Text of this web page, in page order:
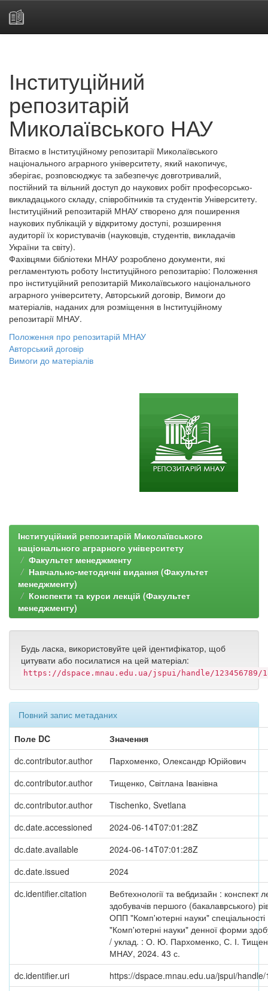
Інституційний
репозитарій
Миколаївського НАУ
Вітаємо в Інституційному репозитарії Миколаївського
національного аграрного університету, який накопичує,
зберігає, розповсюджує та забезпечує довготривалий,
постійний та вільний доступ до наукових робіт професорсько-
викладацького складу, співробітників та студентів Університету.
Інституційний репозитарій МНАУ створено для поширення
наукових публікацій у відкритому доступі, розширення
аудиторії їх користувачів (науковців, студентів, викладачів
України та світу).
Фахівцями бібліотеки МНАУ розроблено документи, які
регламентують роботу Інституційного репозитарію: Положення
про інституційний репозитарій Миколаївського національного
аграрного університету, Авторський договір, Вимоги до
матеріалів, наданих для розміщення в Інституційному
репозитарії МНАУ.
Положення про репозитарій МНАУ
Авторський договір
Вимоги до матеріалів
Інституційний репозитарій Миколаївського
національного аграрного університету
Факультет менеджменту
Навчально-методичні видання (Факультет
менеджменту)
Конспекти та курси лекцій (Факультет
менеджменту)
Будь ласка, використовуйте цей ідентифікатор, щоб
цитувати або посилатися на цей матеріал:
https://dspace.mnau.edu.ua/jspui/handle/123456789/
Повний запис метаданих
Поле DC
Значення
dc.contributor.author
Пархоменко, Олександр Юрійович
dc.contributor.author
Тищенко, Світлана Іванівна
dc.contributor.author
Tischenko, Svetlana
dc.date.accessioned
2024-06-14T07:01:28Z
dc.date.available
2024-06-14T07:01:28Z
dc.date.issued
2024
dc.identifier.citation
Вебтехнології та вебдизайн : конспект
здобувачів першого (бакалаврського)
ОПП "Комп'ютерні науки" спеціальності
"Комп'ютерні науки" денної форми
/ уклад. : О. Ю. Пархоменко, С. І.
МНАУ, 2024. 43 с.
dc.identifier.uri
https://dspace.mnau.edu.ua/jspui/